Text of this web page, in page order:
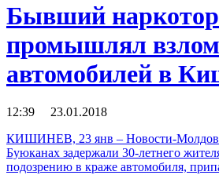
Бывший
промышлял
автомобилей в
12:39 23.01.2018
КИШИНЕВ, 23 янв – Новости-
Буюканах задержали 30-летнего
подозрению в краже автомобиля,